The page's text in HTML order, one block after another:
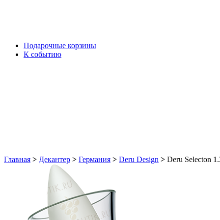
Подарочные корзины
К событию
Главная > Декантер > Германия > Deru Design > Deru Selecton